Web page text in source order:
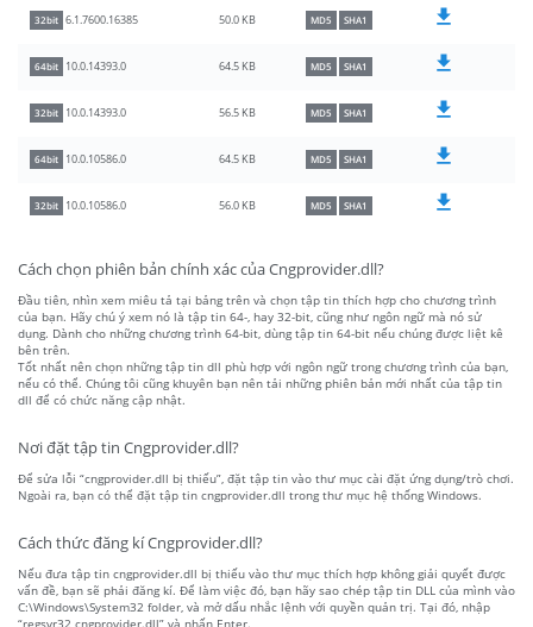
32bit 6.1.7600.16385 50.0 KB MD5 SHA1
64bit 10.0.14393.0 64.5 KB MD5 SHA1
32bit 10.0.14393.0 56.5 KB MD5 SHA1
64bit 10.0.10586.0 64.5 KB MD5 SHA1
32bit 10.0.10586.0 56.0 KB MD5 SHA1
Cách chọn phiên bản chính xác của Cngprovider.dll?
Đầu tiên, nhìn xem miêu tả tại bảng trên và chọn tập tin thích hợp cho chương trình
của bạn. Hãy chú ý xem nó là tập tin 64-, hay 32-bit, cũng như ngôn ngữ mà nó sử
dụng. Dành cho những chương trình 64-bit, dùng tập tin 64-bit nếu chúng được liệt kê
bên trên.
Tốt nhất nên chọn những tập tin dll phù hợp với ngôn ngữ trong chương trình của bạn,
nếu có thể. Chúng tôi cũng khuyên bạn nên tải những phiên bản mới nhất của tập tin
dll để có chức năng cập nhật.
Nơi đặt tập tin Cngprovider.dll?
Để sửa lỗi “cngprovider.dll bị thiếu”, đặt tập tin vào thư mục cài đặt ứng dụng/trò chơi.
Ngoài ra, bạn có thể đặt tập tin cngprovider.dll trong thư mục hệ thống Windows.
Cách thức đăng kí Cngprovider.dll?
Nếu đưa tập tin cngprovider.dll bị thiếu vào thư mục thích hợp không giải quyết được
vấn đề, bạn sẽ phải đăng kí. Để làm việc đó, bạn hãy sao chép tập tin DLL của mình vào
C:\Windows\System32 folder, và mở dấu nhắc lệnh với quyền quản trị. Tại đó, nhập
“regsvr32 cngprovider.dll” và nhấn Enter.